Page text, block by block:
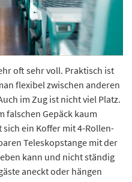
oft sehr voll. Praktisch ist
flexibel zwischen anderen
im Zug ist nicht viel Platz.
falschen Gepäck kaum
ein Koffer mit 4-Rollen-
Teleskopstange mit der
kann und nicht ständig
aneckt oder hängen